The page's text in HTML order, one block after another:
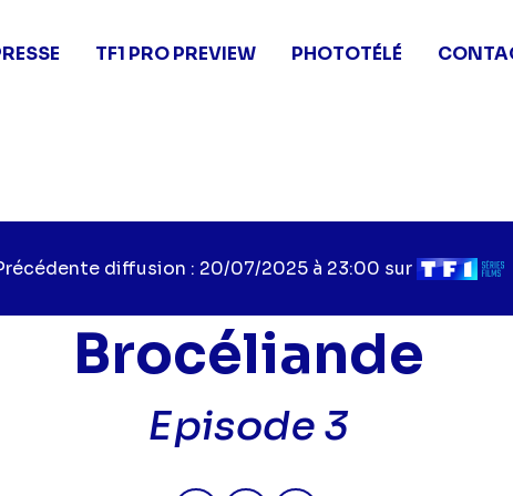
TF1 PRO PREVIEW PHOTOTÉLÉ
diffusion : 20/07/2025 à 23:00 sur
Brocéliande
Episode 3